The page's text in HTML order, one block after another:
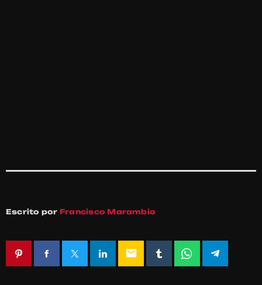
Escrito por Francisco Marambio
email